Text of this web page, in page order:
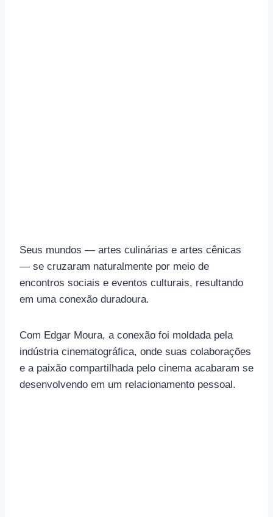
Seus mundos — artes culinárias e artes cênicas
— se cruzaram naturalmente por meio de
encontros sociais e eventos culturais, resultando
em uma conexão duradoura.
Com Edgar Moura, a conexão foi moldada pela
indústria cinematográfica, onde suas colaborações
e a paixão compartilhada pelo cinema acabaram se
desenvolvendo em um relacionamento pessoal.